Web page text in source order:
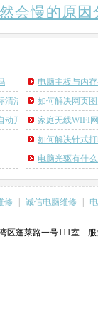
会慢的原因
电脑主板与内
清洁消毒如何解决网页
动开机
家庭无线WIFI
如何解决针式
电脑光驱有什
修 诚信电脑维修
蓬莱路一号111室 服